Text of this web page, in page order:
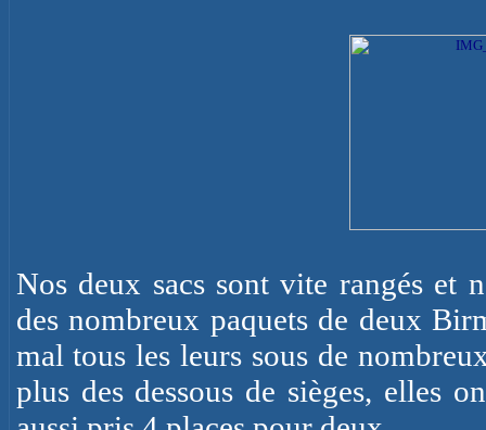
Nos deux sacs sont vite rangés et
des nombreux paquets de deux
mal tous les leurs sous de
plus des dessous de sièges, elles